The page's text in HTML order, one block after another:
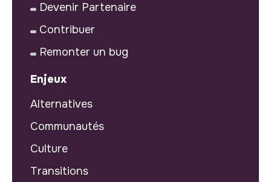
Devenir Partenaire
Contribuer
Remonter un bug
Enjeux
Alternatives
Communautés
Culture
Transitions